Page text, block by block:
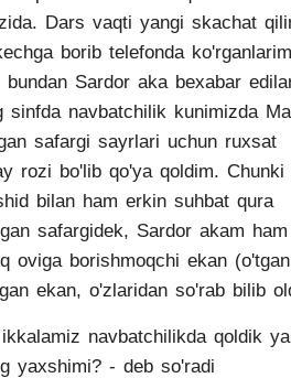
Dars vaqti yangi skachat
borib telefonda
Sardor aka bexabar
sinfda navbatchilik kunimizda
safargi sayrlari uchun ruxsat
rozi bo'lib qo'ya qoldim. Chunki
bilan ham erkin suhbat qura
safargidek, Sardor akam ham
oviga borishmoqchi ekan (o'tgan
ekan, o'zlaridan so'rab bilib
navbatchilikda qoldik
yaxshimi? - deb so'radi